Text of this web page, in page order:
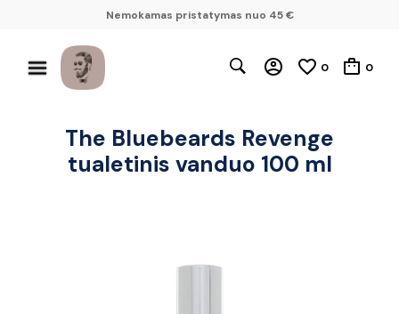
Nemokamas pristatymas nuo 45 €
0 0
The Bluebeards Revenge
tualetinis vanduo 100 ml